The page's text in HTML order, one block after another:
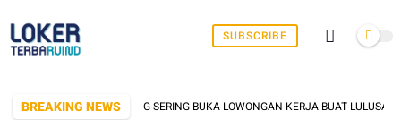
SUBSCRIBE
BREAKING NEWS
DI SERANG YANG SERING BUKA LOWONGAN KERJA BUAT LULUSAN SMK/